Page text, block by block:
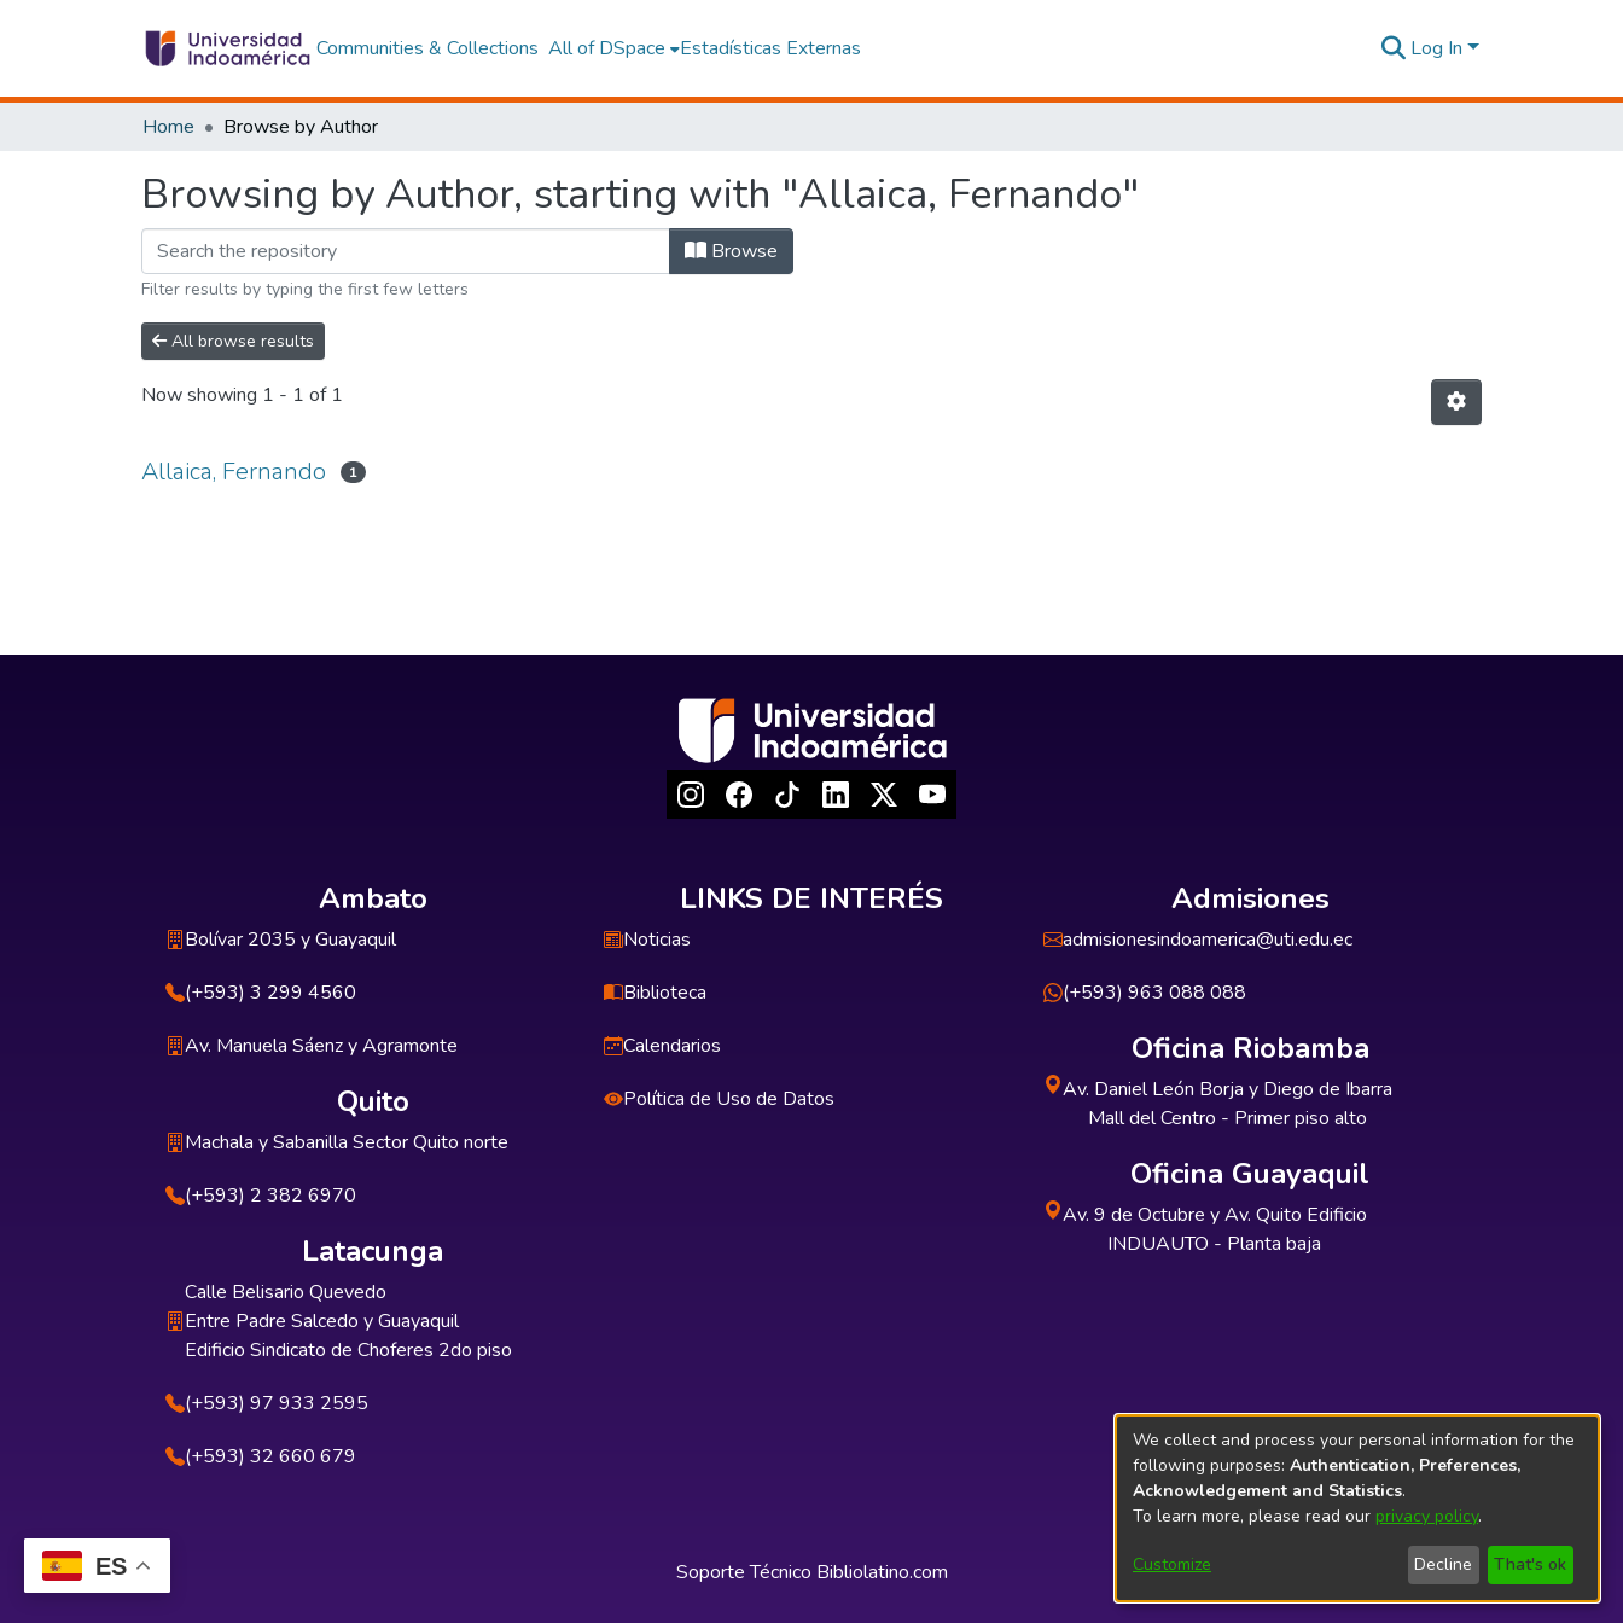
ES
Communities & Collections All of DSpace Estadísticas Externas Log In
Home Browse by Author
Browsing by Author, starting with "Allaica, Fernando"
Browse
Filter results by typing the first few letters
All browse results
Now showing 1 - 1 of 1
Allaica, Fernando 1
Ambato
Bolívar 2035 y Guayaquil
(+593) 3 299 4560
Av. Manuela Sáenz y Agramonte
Quito
Machala y Sabanilla Sector Quito norte
(+593) 2 382 6970
Latacunga
Calle Belisario Quevedo
Entre Padre Salcedo y Guayaquil
Edificio Sindicato de Choferes 2do piso
(+593) 97 933 2595
(+593) 32 660 679
LINKS DE INTERÉS
Noticias
Biblioteca
Calendarios
Política de Uso de Datos
Admisiones
admisionesindoamerica@uti.edu.ec
(+593) 963 088 088
Oficina Riobamba
Av. Daniel León Borja y Diego de Ibarra
Mall del Centro - Primer piso alto
Oficina Guayaquil
Av. 9 de Octubre y Av. Quito Edificio
INDUAUTO - Planta baja
Soporte Técnico Bibliolatino.com
We collect and process your personal information for the
following purposes: Authentication, Preferences,
Acknowledgement and Statistics.
To learn more, please read our privacy policy.
Customize Decline That's ok